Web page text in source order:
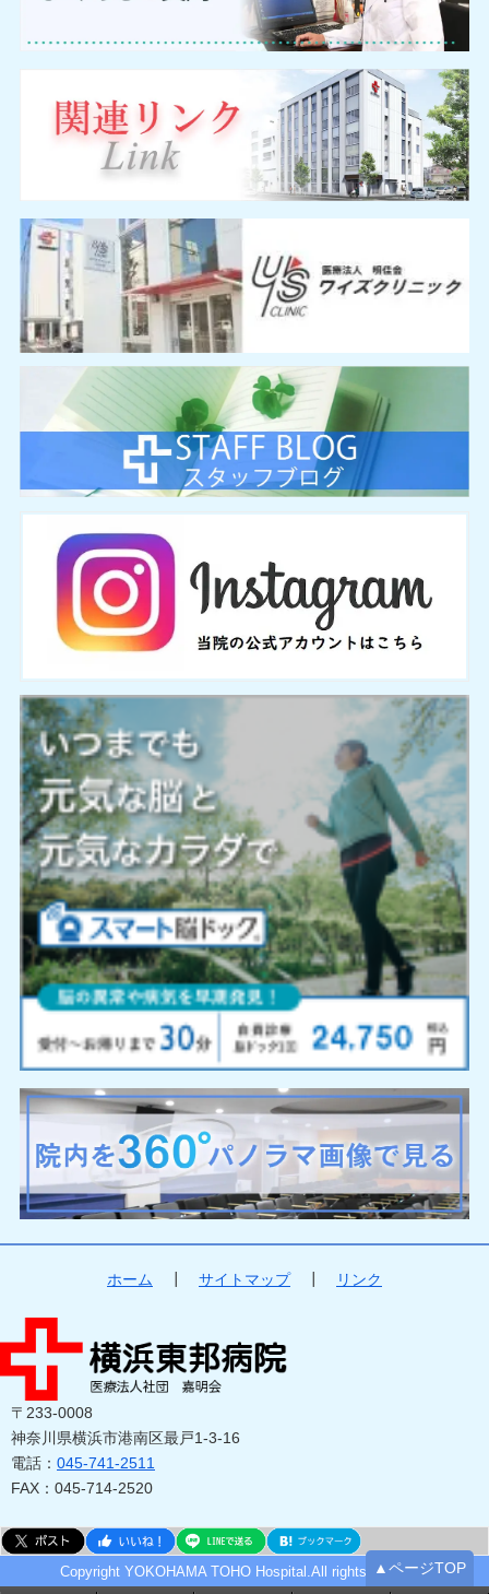
▲ページTOP
ホーム サイトマップ┃ リンク
〒233-0008
神奈川県横浜市港南区最戸1-3-16
電話： 045-741-2511
FAX：045-714-2520
Copyright YOKOHAMA TOHO Hospital.All rights reserved.